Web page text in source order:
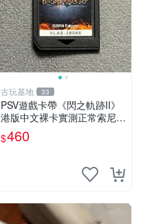
古玩基地 33
PSV遊戲卡帶《閃之軌跡II》
港版中文裸卡實測正常索尼專
用嚴選商品4連購享優惠 閃之
軌跡II PSV 港版 中文 卡帶
$460